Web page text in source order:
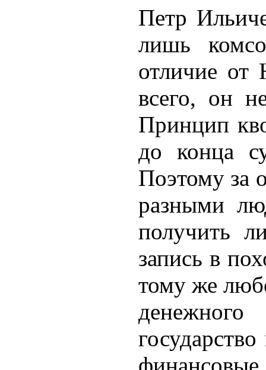
Петр
лишь
отличие от
всего, он
Принцип
до конца
Поэтому за
разными
получить
запись в
тому же